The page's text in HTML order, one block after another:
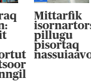
Mittarfik
pillugu
pisortaq